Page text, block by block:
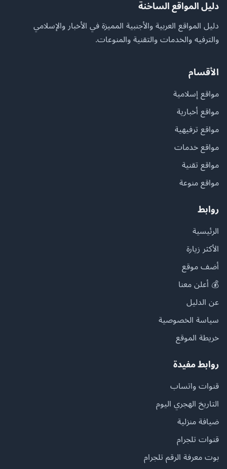
دليل المواقع الساخنة
دليل المواقع العربية والأجنبية المميزة في الأخبار والإسلامي
والترفيه والخدمات والتقنية والمنوعات.
الأقسام
مواقع إسلامية
مواقع أخبارية
مواقع ترفيهية
مواقع خدمات
مواقع تقنية
مواقع منوعة
روابط
الرئيسية
الأكثر زيارة
أضف موقع
💰 أعلن معنا
عن الدليل
سياسة الخصوصية
خريطة الموقع
روابط مفيدة
قنوات واتساب
التاريخ الهجري اليوم
ضيافة منزلية
قنوات تلجرام
بوت معرفة الرقم تلجرام